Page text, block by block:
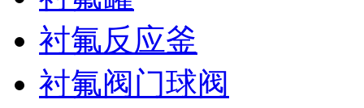
衬氟反应釜
衬氟阀门球阀